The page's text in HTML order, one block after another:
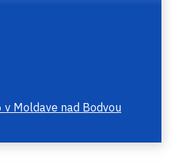
Moldave nad Bodvou